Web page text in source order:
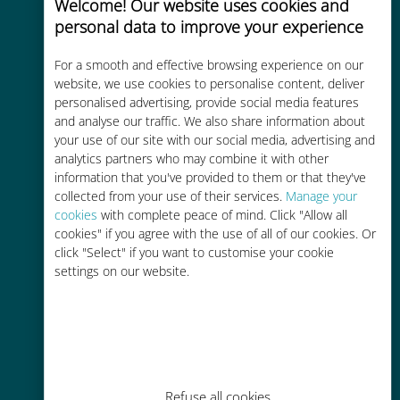
Welcome! Our website uses cookies and
personal data to improve your experience
For a smooth and effective browsing experience on our
website, we use cookies to personalise content, deliver
personalised advertising, provide social media features
and analyse our traffic. We also share information about
your use of our site with our social media, advertising and
analytics partners who may combine it with other
information that you've provided to them or that they've
collected from your use of their services. Manage your
cookies with complete peace of mind. Click "Allow all
cookies" if you agree with the use of all of our cookies. Or
click "Select" if you want to customise your cookie
settings on our website.
Refuse all cookies
Uygun maliyetli
Mevcut operatörünüzle dolaşım
ücretlerinden %90'a kadar daha
ucuz
Kolay doldurma
Ubigi uygulaması aracılığıyla her